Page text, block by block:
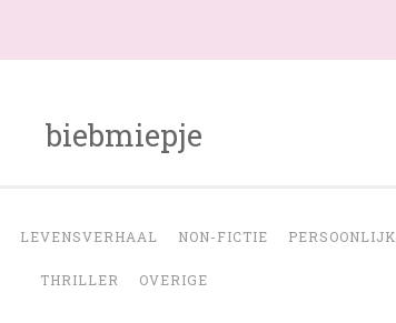
biebmiepje
LEVENSVERHAAL NON-FICTIE PERSOONLIJK
THRILLER OVERIGE